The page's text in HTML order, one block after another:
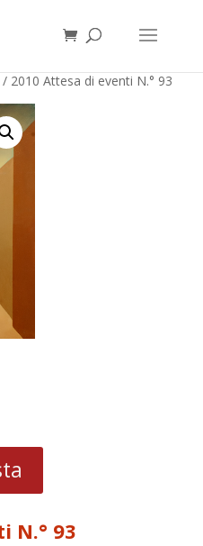
/ 2010 Attesa di eventi N.° 93
N.° 93